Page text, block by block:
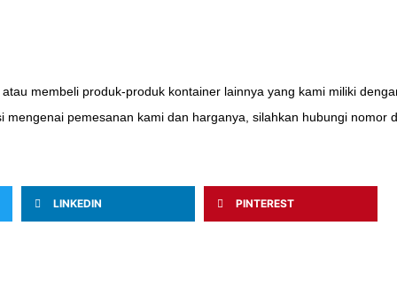
membeli produk-produk kontainer lainnya yang kami miliki
pemesanan kami dan harganya, silahkan hubungi nomor
LINKEDIN PINTEREST